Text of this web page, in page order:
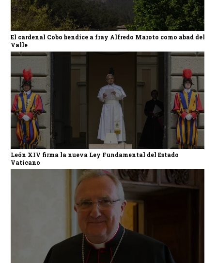
El cardenal Cobo bendice a fray Alfredo Maroto como abad del
Valle
León XIV firma la nueva Ley Fundamental del Estado
Vaticano